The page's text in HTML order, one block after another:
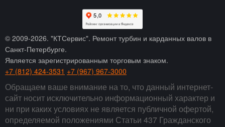
© 2009-2026. "КТСервис". Ремонт турбин и карданных валов в
Санкт-Петербурге.
Является зарегистрированным торговым знаком.
+7 (812) 424-3531 +7 (967) 967-3000
Обращаем ваше внимание на то, что данный интернет-
сайт носит исключительно информационный характер и
ни при каких условиях не является публичной офертой,
определяемой положениями Статьи 437 Гражданского